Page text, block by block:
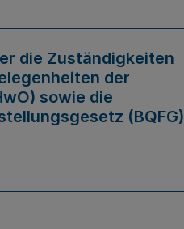
die Zuständigkeiten
der
sowie die
(BQFG)